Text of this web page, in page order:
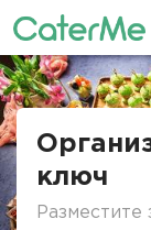
Строка
ключ
Разместите